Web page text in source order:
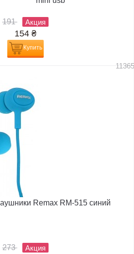
191 Акция
154 ₴
Купить
Remax RM-515 синий
273 Акция